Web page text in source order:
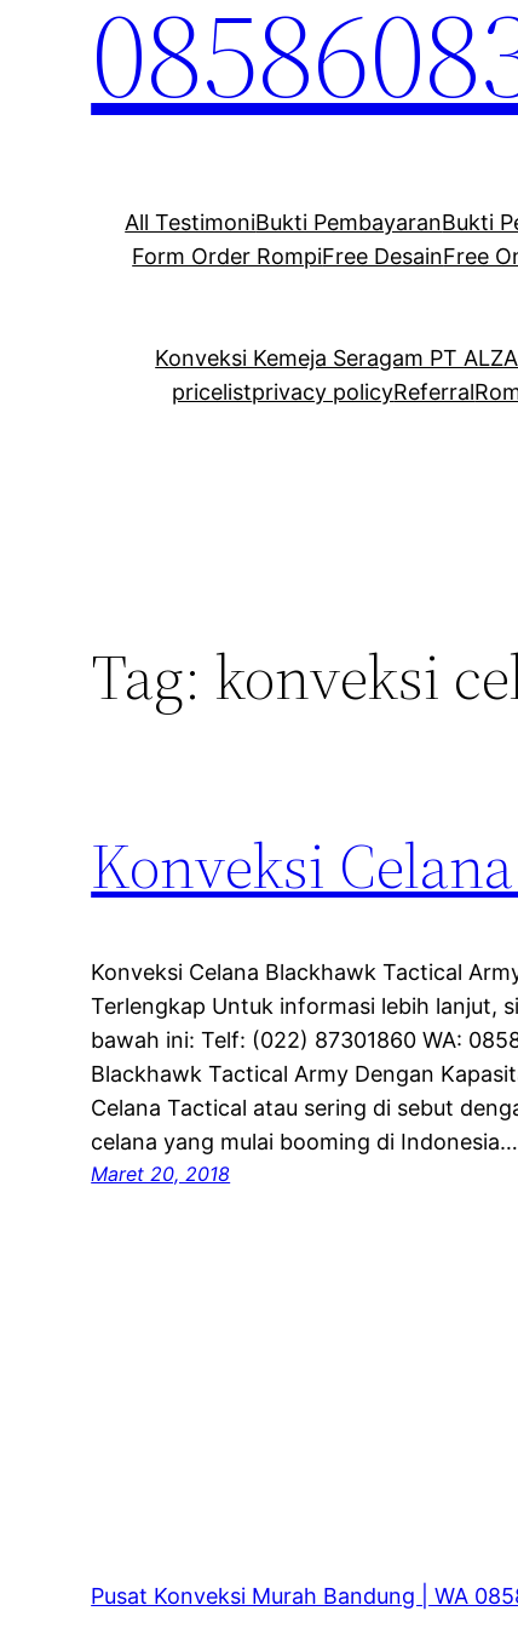
All TestimoniBukti PembayaranBukti
Form Order RompiFree DesainFree
Konveksi Kemeja Seragam PT
pricelistprivacy policyReferral
Tag: konveksi
Konveksi
Konveksi Celana Blackhawk Tactical
Terlengkap Untuk informasi lebih lanjut,
bawah ini: Telf: (022) 87301860 WA:
Blackhawk Tactical Army Dengan
Celana Tactical atau sering di sebut
celana yang mulai booming di Indonesia…
Maret 20, 2018
Pusat Konveksi Murah Bandung | WA